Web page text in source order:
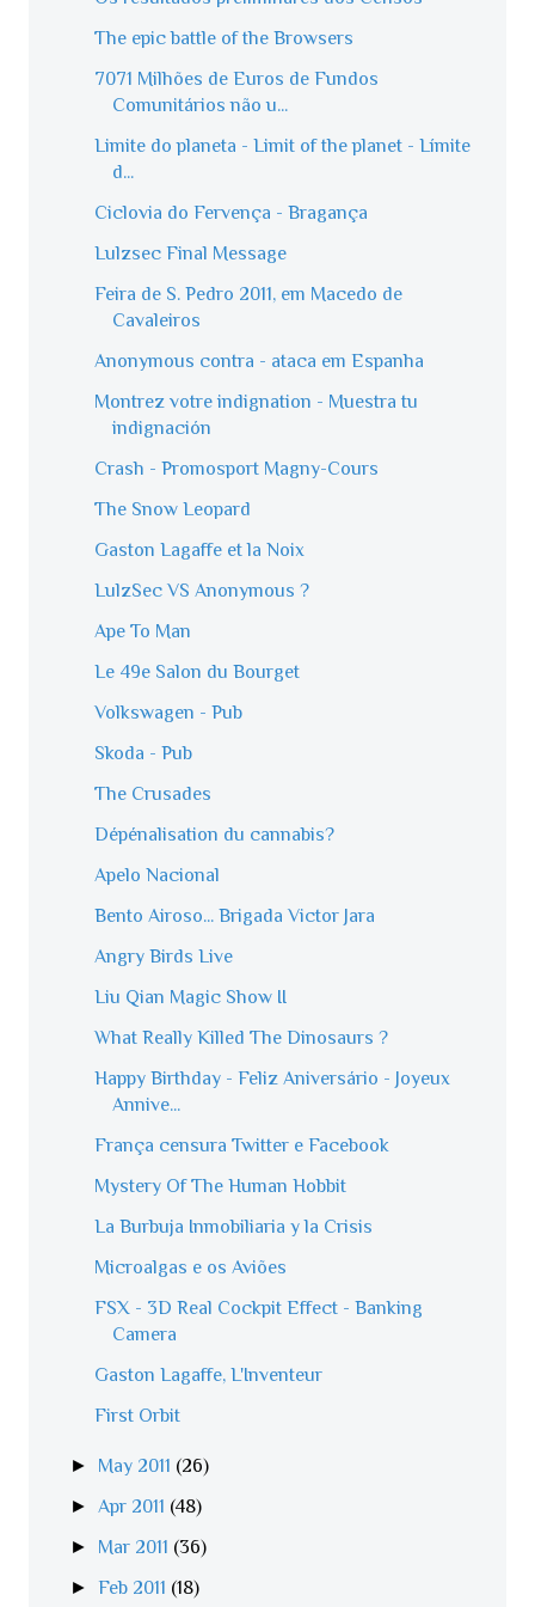
The epic battle of the Browsers
7071 Milhões de Euros de Fundos
Comunitários não u...
Limite do planeta - Limit of the planet - Límite
d...
Ciclovia do Fervença - Bragança
Lulzsec Final Message
Feira de S. Pedro 2011, em Macedo de
Cavaleiros
Anonymous contra - ataca em Espanha
Montrez votre indignation - Muestra tu
indignación
Crash - Promosport Magny-Cours
The Snow Leopard
Gaston Lagaffe et la Noix
LulzSec VS Anonymous ?
Ape To Man
Le 49e Salon du Bourget
Volkswagen - Pub
Skoda - Pub
The Crusades
Dépénalisation du cannabis?
Apelo Nacional
Bento Airoso... Brigada Victor Jara
Angry Birds Live
Liu Qian Magic Show II
What Really Killed The Dinosaurs ?
Happy Birthday - Feliz Aniversário - Joyeux
Annive...
França censura Twitter e Facebook
Mystery Of The Human Hobbit
La Burbuja Inmobiliaria y la Crisis
Microalgas e os Aviões
FSX - 3D Real Cockpit Effect - Banking
Camera
Gaston Lagaffe, L'Inventeur
First Orbit
► May 2011 (26)
► Apr 2011 (48)
► Mar 2011 (36)
►Feb 2011 (18)